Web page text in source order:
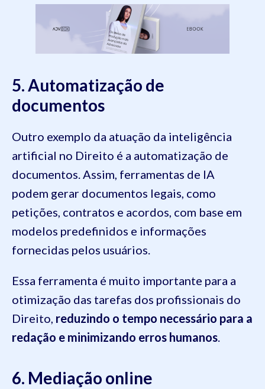
5. Automatização de
documentos
Outro exemplo da atuação da inteligência
artificial no Direito é a automatização de
documentos. Assim, ferramentas de IA
podem gerar documentos legais, como
petições, contratos e acordos, com base em
modelos predefinidos e informações
fornecidas pelos usuários.
Essa ferramenta é muito importante para a
otimização das tarefas dos profissionais do
Direito, reduzindo o tempo necessário para a
redação e minimizando erros humanos.
6. Mediação online